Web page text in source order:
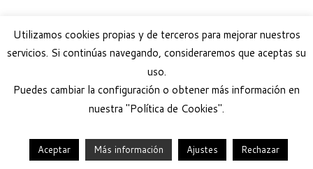
© 2026 Help Guau ·Funciona con · Diseñado con el Tema Customizr
Utilizamos cookies propias y de terceros para mejorar nuestros
servicios. Si continúas navegando, consideraremos que aceptas su
uso.
Puedes cambiar la configuración o obtener más información en
nuestra "Política de Cookies".
Aceptar Más información Ajustes Rechazar